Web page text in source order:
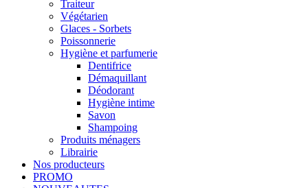
Traiteur
Végétarien
Glaces - Sorbets
Poissonnerie
Hygiène et parfumerie
Dentifrice
Démaquillant
Déodorant
Hygiène intime
Savon
Shampoing
Produits ménagers
Librairie
Nos producteurs
PROMO